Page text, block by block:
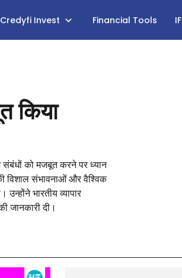
Credyfi Invest Financial Tools
किया
संबंधों को मजबूत करने पर ध्यान
विशाल संभावनाओं और वैश्विक
भारतीय व्यापार
जानकारी दी।